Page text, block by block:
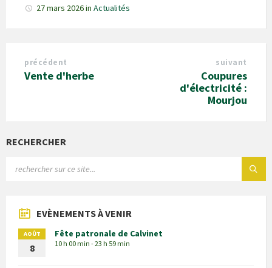
27 mars 2026in Actualités
précédent
Vente d'herbe
suivant
Coupures
d'électricité :
Mourjou
RECHERCHER
EVÈNEMENTS À VENIR
AOÛT
8
Fête patronale de Calvinet
10 h 00 min - 23 h 59 min